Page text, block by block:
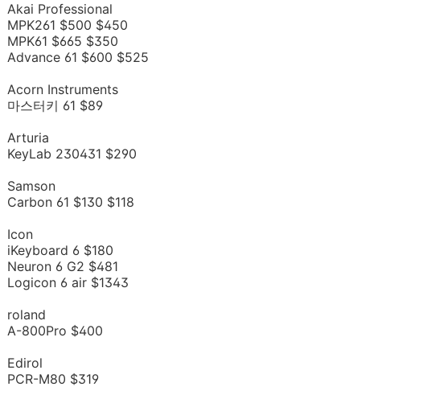
Akai Professional
MPK261 $500 $450
MPK61 $665 $350
Advance 61 $600 $525
Acorn Instruments
마스터키 61 $89
Arturia
KeyLab 230431 $290
Samson
Carbon 61 $130 $118
Icon
iKeyboard 6 $180
Neuron 6 G2 $481
Logicon 6 air $1343
roland
A-800Pro $400
Edirol
PCR-M80 $319